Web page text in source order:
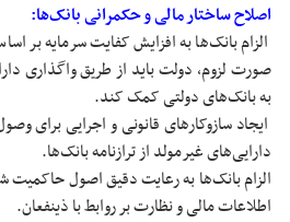
اصلاح ساختار مالی و حکمرانی بانک‌ها:
الزام بانک‌ها به افزایش کفایت سرمایه بر
صورت لزوم، دولت باید از طریق واگذاری
به بانک‌های دولتی کمک کند.
ایجاد سازوکارهای قانونی و اجرایی برای
دارایی‌های غیرمولد از ترازنامه بانک‌ها.
الزام بانک‌ها به رعایت دقیق اصول
اطلاعات مالی و نظارت بر روابط با ذینفعان.